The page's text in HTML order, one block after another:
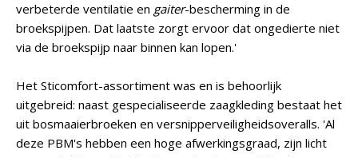
verbeterde ventilatie en gaiter-bescherming in de
broekspijpen. Dat laatste zorgt ervoor dat ongedierte niet
via de broekspijp naar binnen kan lopen.'
Het Sticomfort-assortiment was en is behoorlijk
uitgebreid: naast gespecialiseerde zaagkleding bestaat het
uit bosmaaierbroeken en versnipperveiligheidsoveralls. 'Al
deze PBM's hebben een hoge afwerkingsgraad, zijn licht